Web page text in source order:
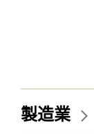
製造業